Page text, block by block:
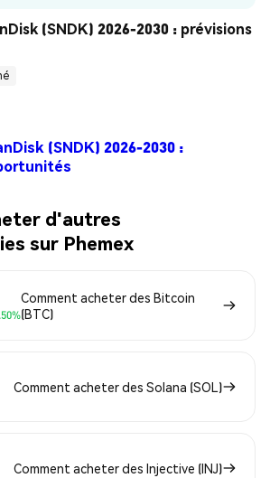
(SNDK) 2026-2030 : prévisions
(SNDK) 2026-2030 :
d'autres
sur Phemex
Comment acheter des Bitcoin
(BTC)
Comment acheter des Solana (SOL)
Comment acheter des Injective (INJ)